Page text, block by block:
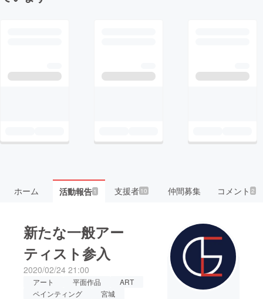
ホーム 活動報告1 支援者 10 仲間募集 コメント2
新たな一般アー
ティスト参入
2020/02/24 21:00
アート 平面作品
ART
ペインティング
宮城